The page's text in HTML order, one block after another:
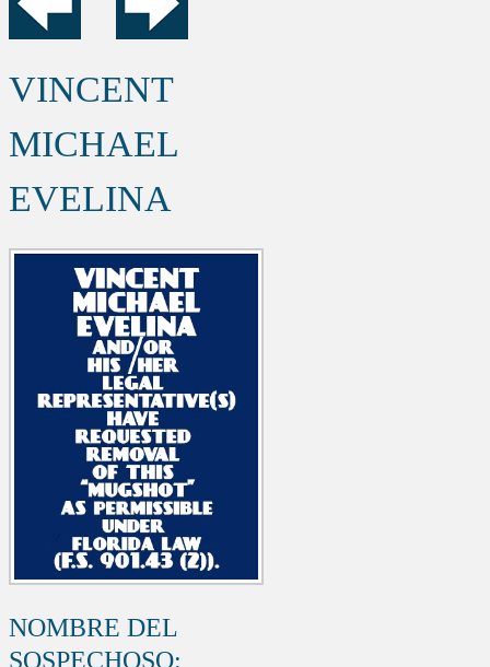
VINCENT
MICHAEL
EVELINA
NOMBRE DEL
SOSPECHOSO: